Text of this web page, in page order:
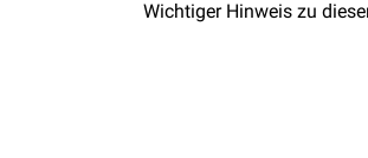
Wichtiger Hinweis zu